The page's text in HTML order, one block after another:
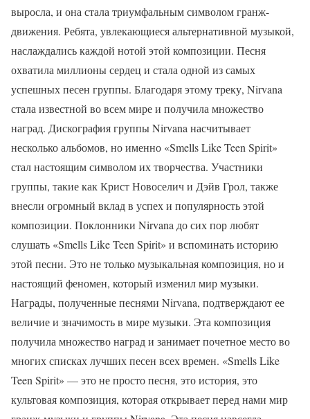
выросла, и она стала триумфальным символом гранж-
движения. Ребята, увлекающиеся альтернативной музыкой,
наслаждались каждой нотой этой композиции. Песня
охватила миллионы сердец и стала одной из самых
успешных песен группы. Благодаря этому треку, Nirvana
стала известной во всем мире и получила множество
наград. Дискография группы Nirvana насчитывает
несколько альбомов, но именно «Smells Like Teen Spirit»
стал настоящим символом их творчества. Участники
группы, такие как Крист Новоселич и Дэйв Грол, также
внесли огромный вклад в успех и популярность этой
композиции. Поклонники Nirvana до сих пор любят
слушать «Smells Like Teen Spirit» и вспоминать историю
этой песни. Это не только музыкальная композиция, но и
настоящий феномен, который изменил мир музыки.
Награды, полученные песнями Nirvana, подтверждают ее
величие и значимость в мире музыки. Эта композиция
получила множество наград и занимает почетное место во
многих списках лучших песен всех времен. «Smells Like
Teen Spirit» — это не просто песня, это история, это
культовая композиция, которая открывает перед нами мир